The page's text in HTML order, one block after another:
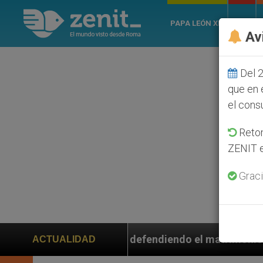
PAPA LEÓN XIV
ACTUALIDAD
defendiendo el matrimonio
Del
que en
el
ZENIT